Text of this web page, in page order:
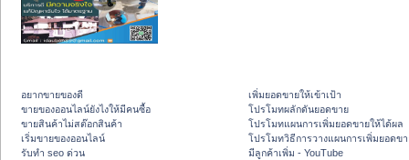
อยากขายของดี
ขายของออนไลน์ยังไงให้มีคนซื้อ
ขายสินค้าไม่สต๊อกสินค้า
เริ่มขายของออนไลน์
รับทำ seo ด่วน
เพิ่มยอดขายให้เข้าเป้า
โปรโมทผลักดันยอดขาย
โปรโมทแผนการเพิ่มยอดขายให้ได้ผล
โปรโมทวิธีการวางแผนการเพิ่มยอดข
มีลูกค้าเพิ่ม - YouTube